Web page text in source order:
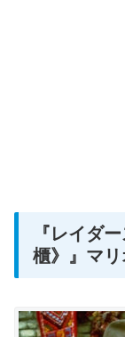
『レイダ
櫃》』マ